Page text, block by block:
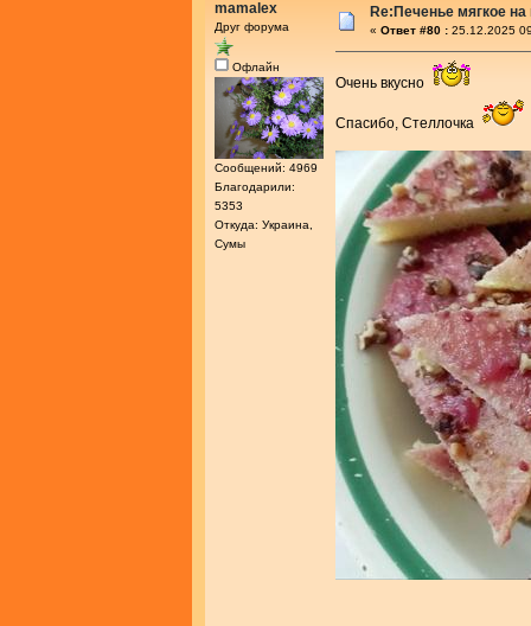
mamalex
Друг форума
Офлайн
Сообщений: 4969
Благодарили:
5353
Откуда: Украина,
Сумы
Re:Печенье мягкое
« Ответ #80 : 25.12.2025
Очень вкусно
Спасибо, Стеллочка